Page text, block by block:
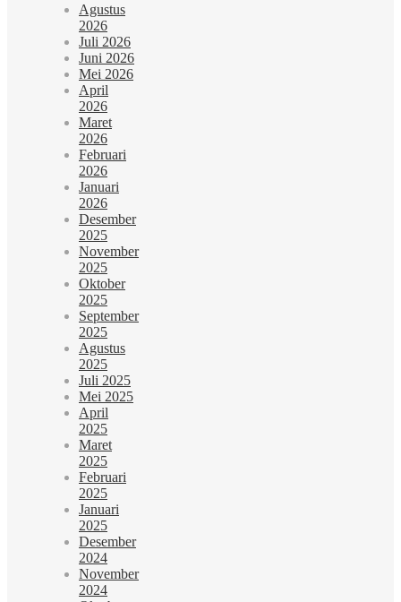
Agustus
2026
Juli 2026
Juni 2026
Mei 2026
April
2026
Maret
2026
Februari
2026
Januari
2026
Desember
2025
November
2025
Oktober
2025
September
2025
Agustus
2025
Juli 2025
Mei 2025
April
2025
Maret
2025
Februari
2025
Januari
2025
Desember
2024
November
2024